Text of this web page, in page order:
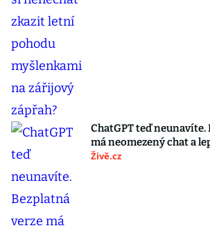
ChatGPT teď neunavíte.
má neomezený chat a
Živě.cz